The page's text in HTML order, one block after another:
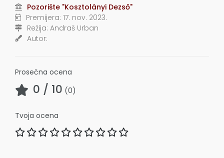
Pozorište "Kosztolányi Dezső"
Premijera: 17. nov. 2023.
Režija: Andraš Urban
Autor:
Prosečna ocena
0 / 10 (0)
Tvoja ocena